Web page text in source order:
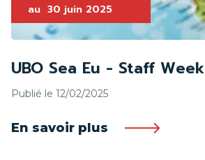
au 30 juin 2025
UBO Sea Eu - Staff Week
Publié le 12/02/2025
En savoir plus